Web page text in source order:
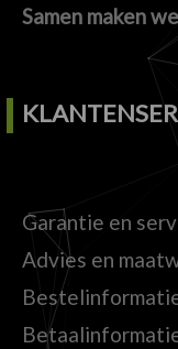
Samen maken
Garantie en
Advies en